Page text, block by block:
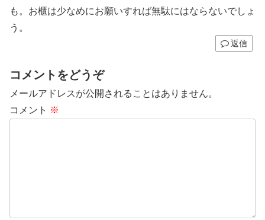
も。お櫃は少なめにお願いすれば無駄にはならないでしょ
う。
返信
コメントをどうぞ
メールアドレスが公開されることはありません。
コメント ※